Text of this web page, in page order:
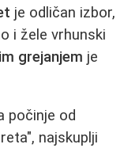
je odličan izbor,
i žele vrhunski
grejanjem je
počinje od
najskuplji